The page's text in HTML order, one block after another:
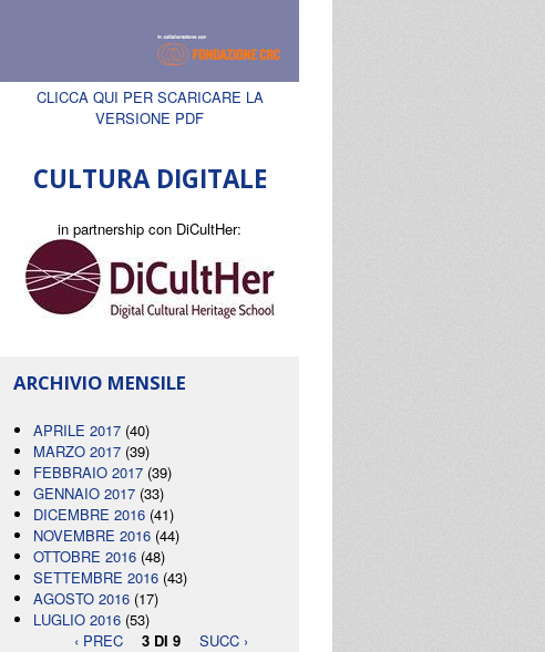
CLICCA QUI PER SCARICARE LA
VERSIONE PDF
CULTURA DIGITALE
in partnership con DiCultHer:
ARCHIVIO MENSILE
APRILE 2017 (40)
MARZO 2017 (39)
FEBBRAIO 2017 (39)
GENNAIO 2017 (33)
DICEMBRE 2016 (41)
NOVEMBRE 2016 (44)
OTTOBRE 2016 (48)
SETTEMBRE 2016 (43)
AGOSTO 2016 (17)
LUGLIO 2016 (53)
‹ PREC
3 DI 9 SUCC ›